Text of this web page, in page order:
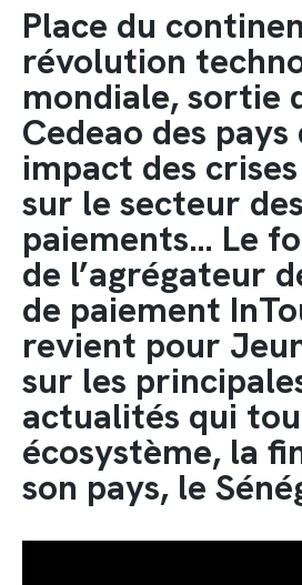
Place du
révolution
mondiale, sortie
Cedeao des pays
impact des
sur le secteur des
paiements… Le
de l’agrégateur
de paiement
revient pour
sur les
actualités qui
écosystème, la
son pays, le